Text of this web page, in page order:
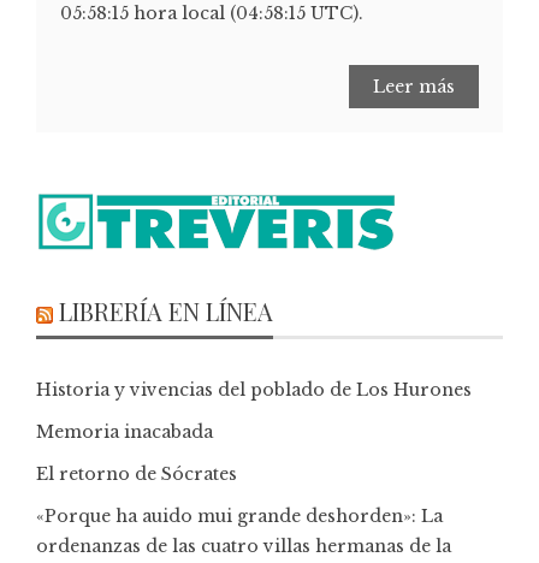
05:58:15 hora local (04:58:15 UTC).
Leer más
LIBRERÍA EN LÍNEA
Historia y vivencias del poblado de Los Hurones
Memoria inacabada
El retorno de Sócrates
«Porque ha auido mui grande deshorden»: La
ordenanzas de las cuatro villas hermanas de la